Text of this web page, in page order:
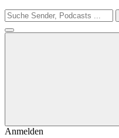
Anmelden